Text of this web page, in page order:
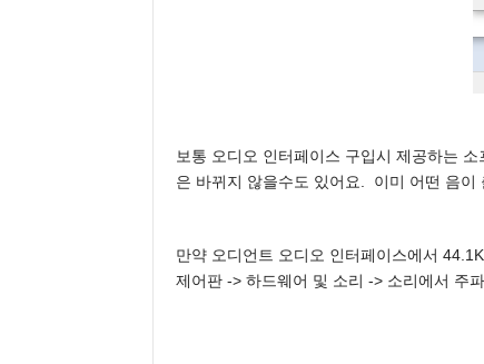
보통 오디오 인터페이스 구입시 제공하는
은 바뀌지 않을수도 있어요.  이미 어떤 음
만약 오디언트 오디오 인터페이스에서
제어판 -> 하드웨어 및 소리 -> 소리에서 주